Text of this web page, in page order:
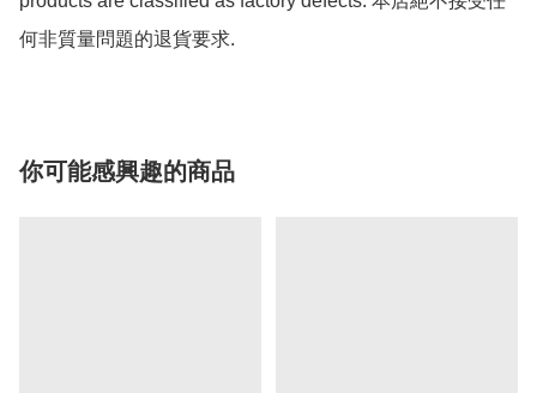
何非質量問題的退貨要求.
你可能感興趣的商品